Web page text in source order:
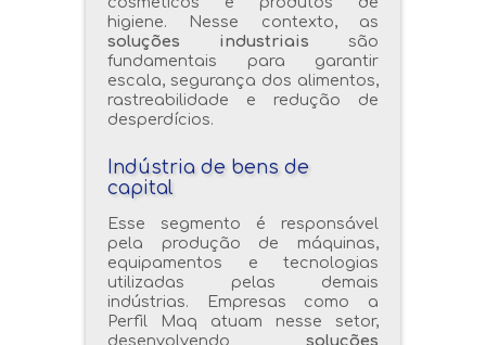
higiene. Nesse contexto, as
soluções industriais são
fundamentais para garantir
escala, segurança dos alimentos,
rastreabilidade e redução de
desperdícios.
Indústria de bens de
capital
Esse segmento é responsável
pela produção de máquinas,
equipamentos e tecnologias
utilizadas pelas demais
indústrias. Empresas como a
Perfil Maq atuam nesse setor,
desenvolvendo soluções